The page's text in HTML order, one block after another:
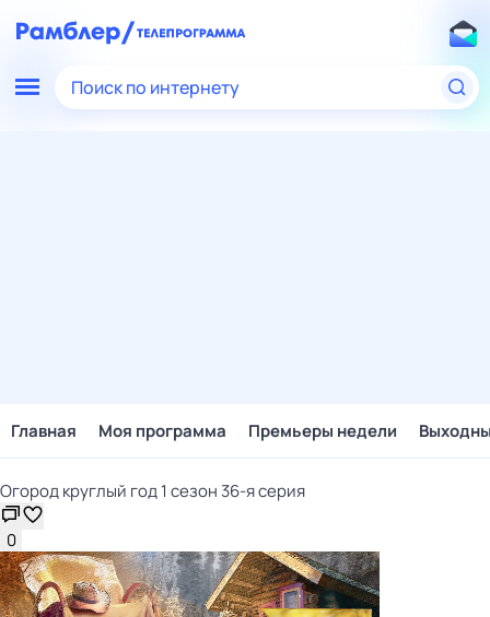
Поиск по интернету
Главная Моя программа Премьеры недели
Огород круглый год 1 сезон 36-я серия
0